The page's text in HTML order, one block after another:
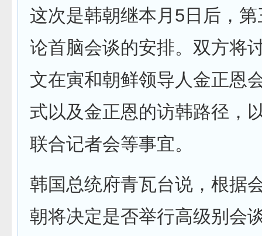
这次是韩朝继本月5日后，
论首脑会谈的安排。双方将
文在寅和朝鲜领导人金正恩
式以及金正恩的访韩路径，
联合记者会等事宜。
韩国总统府青瓦台说，根据
朝将决定是否举行高级别会